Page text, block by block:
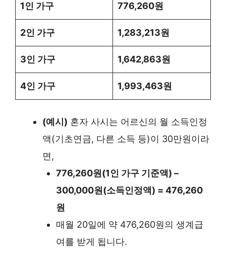
1인 가구 776,260원
2인 가구 1,283,213원
3인 가구 1,642,863원
4인 가구 1,993,463원
(예시) 혼자 사시는 어르신의 월 소득인정
액(기초연금, 다른 소득 등)이 30만원이라
면,
776,260원(1인 가구 기준액) –
300,000원(소득인정액) = 476,260
원
매월 20일에 약 476,260원의 생계급
여를 받게 됩니다.